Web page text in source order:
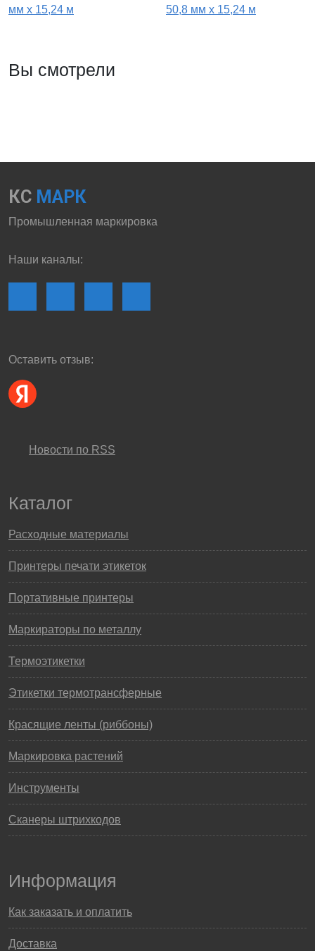
мм x 15,24 м
50,8 мм x 15,24 м
Вы смотрели
КС МАРК
Промышленная маркировка
Наши каналы:
Оставить отзыв:
Новости по RSS
Каталог
Расходные материалы
Принтеры печати этикеток
Портативные принтеры
Маркираторы по металлу
Термоэтикетки
Этикетки термотрансферные
Красящие ленты (риббоны)
Маркировка растений
Инструменты
Сканеры штрихкодов
Информация
Как заказать и оплатить
Доставка